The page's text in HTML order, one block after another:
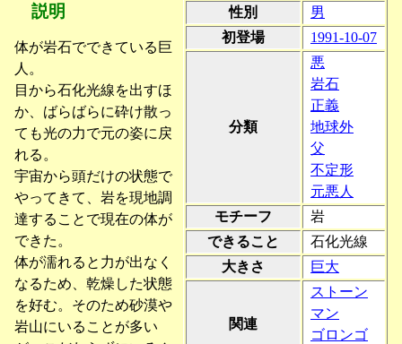
性別
男
初登場
1991-10-07
分類
悪
岩石
正義
地球外
父
不定形
元悪人
モチーフ
岩
できること
石化光線
大きさ
巨大
関連
ストーン
マン
ゴロンゴ
説明
体が岩石でできている巨
人。
目から石化光線を出すほ
か、ばらばらに砕け散っ
ても光の力で元の姿に戻
れる。
宇宙から頭だけの状態で
やってきて、岩を現地調
達することで現在の体が
できた。
体が濡れると力が出なく
なるため、乾燥した状態
を好む。そのため砂漠や
岩山にいることが多い